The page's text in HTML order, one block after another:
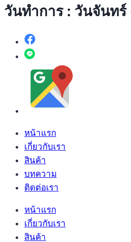
วันทำการ : วันจันทร์
หน้าแรก
เกี่ยวกับเรา
สินค้า
บทความ
ติดต่อเรา
หน้าแรก
เกี่ยวกับเรา
สินค้า